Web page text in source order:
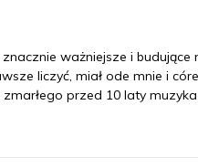
ważniejsze i budujące
liczyć, miał ode mnie i
przed 10 laty